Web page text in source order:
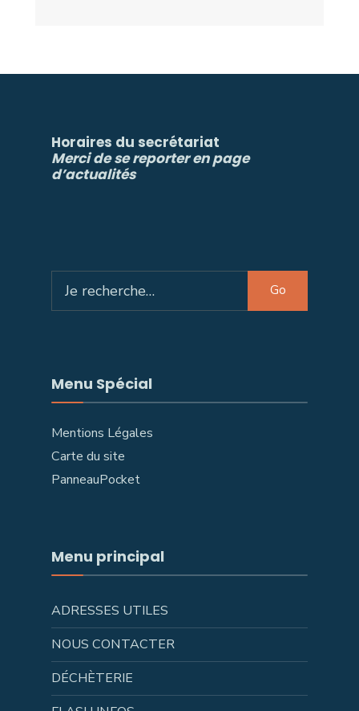
Horaires du secrétariat
Merci de se reporter en page
d’actualités
for:
Go
Menu Spécial
Mentions Légales
Carte du site
PanneauPocket
Menu principal
ADRESSES UTILES
NOUS CONTACTER
DÉCHÈTERIE